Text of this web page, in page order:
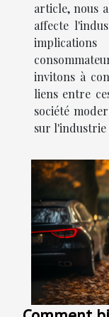
article, nous
affecte
invitons à
liens entre
société
sur l'industrie